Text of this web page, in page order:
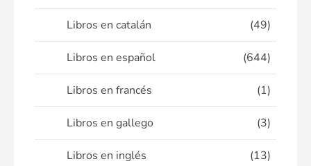
Libros en catalán (49)
Libros en español (644)
Libros en francés (1)
Libros en gallego (3)
Libros en inglés (13)